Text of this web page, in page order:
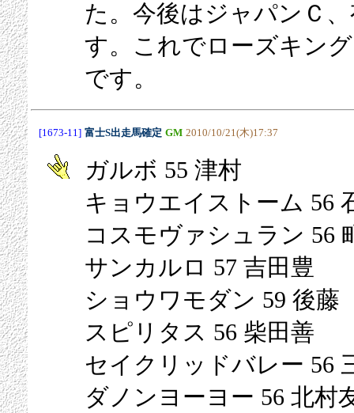
た。今後はジャパンＣ
す。これでローズキン
です。
[1673-11] 富士S出走馬確定 GM 2010/10/21(木)17:37
ガルボ 55 津村
キョウエイストーム 56
コスモヴァシュラン 56
サンカルロ 57 吉田豊
ショウワモダン 59 後藤
スピリタス 56 柴田善
セイクリッドバレー 56
ダノンヨーヨー 56 北村